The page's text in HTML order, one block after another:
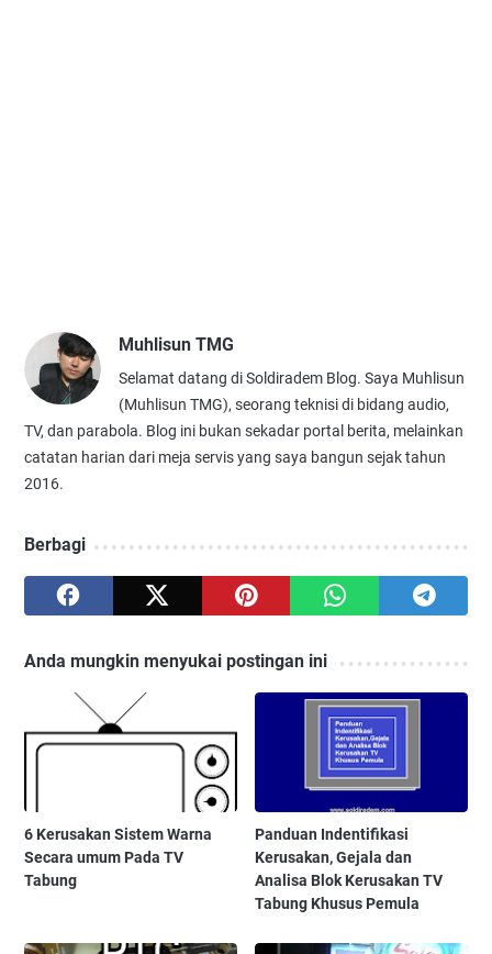
Muhlisun TMG
Selamat datang di Soldiradem Blog. Saya Muhlisun
(Muhlisun TMG), seorang teknisi di bidang audio,
TV, dan parabola. Blog ini bukan sekadar portal berita, melainkan
catatan harian dari meja servis yang saya bangun sejak tahun
2016.
Berbagi
Anda mungkin menyukai postingan ini
6 Kerusakan Sistem Warna
Secara umum Pada TV
Tabung
Panduan Indentifikasi
Kerusakan, Gejala dan
Analisa Blok Kerusakan TV
Tabung Khusus Pemula